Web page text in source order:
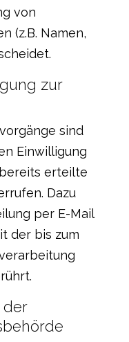
von
(z.B. Namen,
zur
sind
Einwilligung
erteilte
Dazu
per E-Mail
der bis zum
der